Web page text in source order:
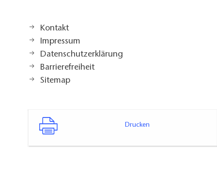
Kontakt
Impressum
Datenschutzerklärung
Barrierefreiheit
Sitemap
Drucken